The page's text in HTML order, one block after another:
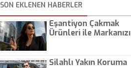
SON EKLENEN HABERLER
Eşantiyon Çakmak
Ürünleri ile Markanızı
Silahlı Yakın Koruma